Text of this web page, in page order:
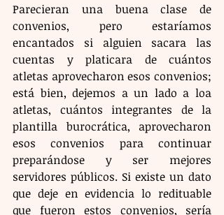
Parecieran una buena clase de
convenios, pero estaríamos
encantados si alguien sacara las
cuentas y platicara de cuántos
atletas aprovecharon esos convenios;
está bien, dejemos a un lado a loa
atletas, cuántos integrantes de la
plantilla burocrática, aprovecharon
esos convenios para continuar
preparándose y ser mejores
servidores públicos. Si existe un dato
que deje en evidencia lo redituable
que fueron estos convenios, sería